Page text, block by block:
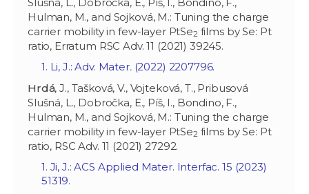
Hulman, M., and Sojková, M.: Tuning the charge
carrier mobility in few-layer PtSe2 films by Se: Pt
ratio, Erratum RSC Adv. 11 (2021) 39245.
1. Li, J.: Adv. Mater.(2022) 2207796.
Hrdá, J., Tašková, V., Vojteková, T., Pribusová
Slušná, L., Dobročka, E., Píš, I., Bondino, F.,
Hulman, M., and Sojková, M.: Tuning the charge
carrier mobility in few-layer PtSe2 films by Se: Pt
ratio, RSC Adv. 11 (2021) 27292.
1. Ji, J.: ACS Applied Mater. Interfac. 15 (2023)
51319.